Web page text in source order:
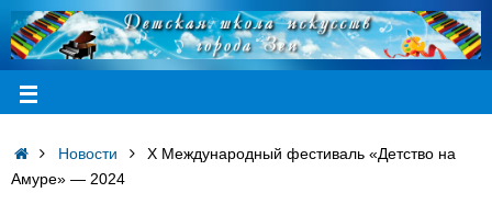
Новости
X Международный фестиваль «Детство на
Амуре» — 2024